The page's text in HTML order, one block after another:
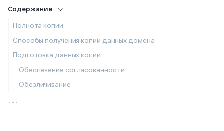
Содержание
Полнота копии
Способы получения копии данных домена
Подготовка данных копии
Обеспечение согласованности
Обезличивание
...